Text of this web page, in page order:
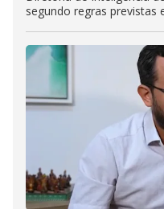
segundo regras previstas